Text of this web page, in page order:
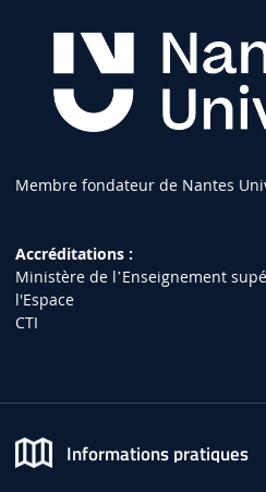
Membre fondateur de Nantes
Accréditations :
Ministère de lʼEnseignement
l'Espace
CTI
Informations pratiques